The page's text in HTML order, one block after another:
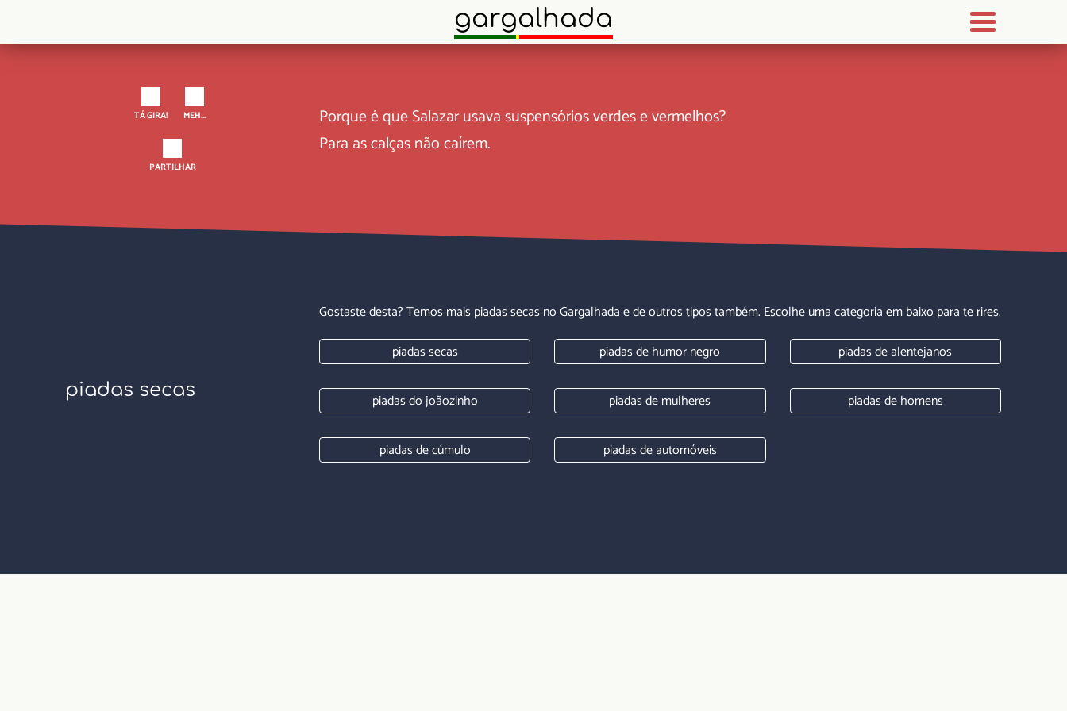
gargalhada
Porque é que Salazar usava suspensórios verdes e vermelhos?
Para as calças não caírem.
TÁ GIRA! MEH...
PARTILHAR
piadas secas
Gostaste desta? Temos mais piadas secasno Gargalhada e de outros tipos também. Escolhe uma categoria em baixo para te rires.
piadas secas
piadas de humor negro piadas de alentejanos
piadas do joãozinho piadas de mulheres piadas de homens
piadas de cúmulo piadas de automóveis